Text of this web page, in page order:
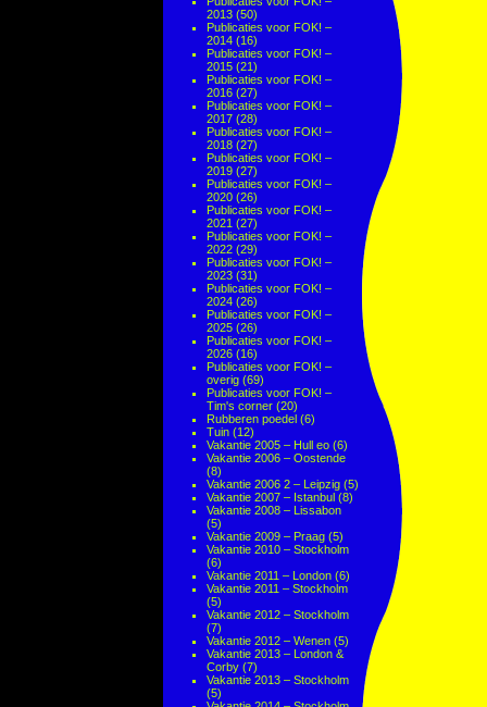
2013 (50)
Publicaties voor FOK! –
2014 (16)
Publicaties voor FOK! –
2015 (21)
Publicaties voor FOK! –
2016 (27)
Publicaties voor FOK! –
2017 (28)
Publicaties voor FOK! –
2018 (27)
Publicaties voor FOK! –
2019 (27)
Publicaties voor FOK! –
2020 (26)
Publicaties voor FOK! –
2021 (27)
Publicaties voor FOK! –
2022 (29)
Publicaties voor FOK! –
2023 (31)
Publicaties voor FOK! –
2024 (26)
Publicaties voor FOK! –
2025 (26)
Publicaties voor FOK! –
2026 (16)
Publicaties voor FOK! –
overig (69)
Publicaties voor FOK! –
Tim's corner (20)
Rubberen poedel (6)
Tuin (12)
Vakantie 2005 – Hull eo (6)
Vakantie 2006 – Oostende
(8)
Vakantie 2006 2 – Leipzig (5)
Vakantie 2007 – Istanbul (8)
Vakantie 2008 – Lissabon
(5)
Vakantie 2009 – Praag (5)
Vakantie 2010 – Stockholm
(6)
Vakantie 2011 – London (6)
Vakantie 2011 – Stockholm
(5)
Vakantie 2012 – Stockholm
(7)
Vakantie 2012 – Wenen (5)
Vakantie 2013 – London &
Corby (7)
Vakantie 2013 – Stockholm
(5)